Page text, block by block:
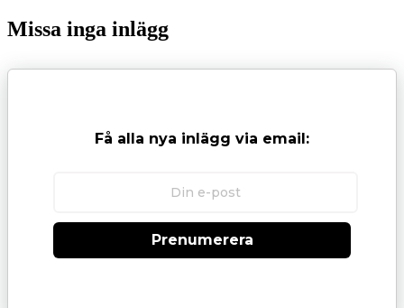
Missa inga inlägg
Få alla nya inlägg via email:
Prenumerera